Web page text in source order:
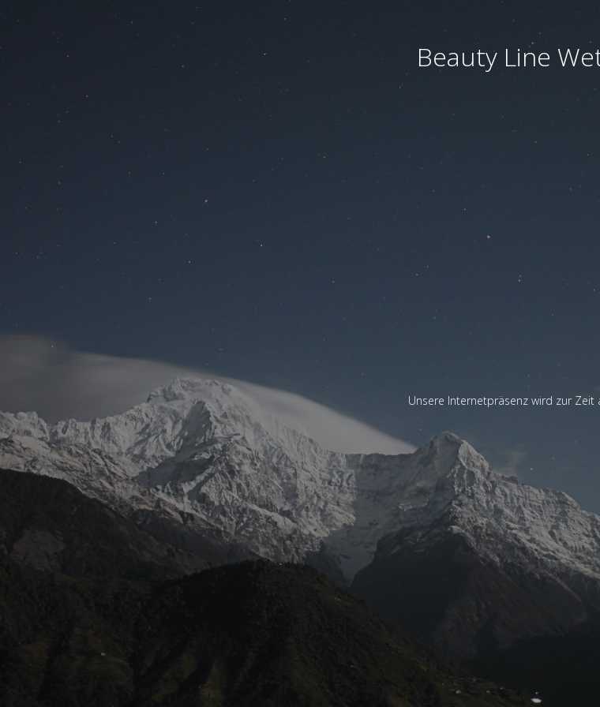
Beauty Line
Unsere Internetpräsenz wird zur Zeit